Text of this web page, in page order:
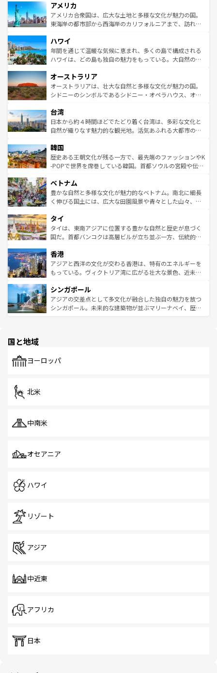
ンツ一覧を参照してほしい。
の建物がそのまま残る町や、スイスならではのユニークな
博物館もあり、アルプス観光だけでなく町歩きも満喫する
ことができる。国民の所得が高いため物価も高いが、旅行
ば市内交通費無料で観光を楽しむこともできる。 なお、新
着のスイス情報はコンテンツ一覧 を参照してほしい。
アメリカ
アメリカ合衆国は、広大な土地と多様な文化が魅力の国。
東海岸の都市部から西海岸のカリフォルニアまで、訪れる
のような巨大都市は、観光、ショッピング、エンターテイ
ンメントが詰まった刺激的なスポットだ。一方、アメリカ
西部には大自然が広がり、グランドキャニオンやイエロー
部のニューオーリンズでは、音楽と美食が融合した独特の
文化が魅力。旅行者はアメリカの各地域で異なる魅力を楽
しみながら、その多様性と豊かな歴史を感じることができ
ならではの贅沢な旅のスタイルだ。 なお、新着のアメリカ
情報はコンテンツ一覧を参照してほしい。
ハワイ
年間を通じて温暖な気候に恵まれ、多くの島で構成される
ハワイは、どの島も独自の魅力をもっている。大自然の神
ワイ島は見逃せない。また、定番の観光地といえばオアフ
島だが、静かな自然を求めるならマウイ島やカウアイ島が
おすすめ。エメラルドグリーンに輝く海をはじめ、豊かな
れるおもてなしの心で訪れる人々を迎えてくれるハワイの
人々、おいしいローカルフードやハワイアンミュージッ
ク、伝統的なフラダンスなど、すべてがハワイの魅力を彩
ワイを、存分に味わってほしい。 なお、新着のハワイ情報
はコンテンツ一覧を参照してほしい。
オーストラリア
オーストラリアは、壮大な自然と多様な文化が魅力の国。
シドニーのシンボルであるシドニー・オペラハウス、オー
リアリーフや大陸中央部にそびえるウルル（エアーズロッ
ク）、タスマニアの美しい原生林やケアンズの熱帯雨林な
ど、見どころがたくさん。また、カフェやワイン、オージ
いる。アクティビティも充実しており、サーフィンやダイ
ビング、ハイキングなど、アウトドア好きにはたまらな
い。オーストラリアの多彩な魅力を存分に味わいつくそ
参照してほしい。
台湾
日本から約４時間ほどでたどり着く台湾は、多彩な文化と
自然が織りなす魅力的な観光地。活気あふれる大都市の台
ン）、静ひつな山岳地帯である台湾東部など、都市の喧騒
と山間の静けさが共存しており、訪れる人に新しい発見と
驚きをもたらしてくれる。また、奥深い台湾の食文化も魅
容にもいいと評判のスイーツなど、バラエティ豊かな料理
が味わえる。 なお、新着の台湾情報は コンテンツ一覧を参
照してほしい。
韓国
歴史ある王朝文化が残る一方で、最先端のファッションやK
-POPで世界を席巻している韓国。首都ソウルの宮殿や伝統
き、地方に足を延ばせば四季折々の自然美を楽しむことが
できる。そして、キムチや焼肉、絶品のストリートフード
まで、さまざまな韓国料理が待っている。夜には、韓国な
リティに包まれながら、韓国の多彩な魅力を心ゆくまで味
わってみてほしい。 なお、新着の韓国情報はコンテンツ一
覧を参照してほしい。
ベトナム
豊かな自然と多様な文化が魅力的なベトナム。南北に細長
く伸びる国土には、広大な田園風景や青々とした山々、世
急速な発展と共に伝統が息づく。ハノイの古い町並みやホ
ーチミン市のフランス統治時代の建物も、独特の雰囲気を
醸し出している。また、バラエティの豊かさとおいしさで
とつ。フォーやバインミー、ベトナムコーヒーなどは、ぜ
ひ現地で味わいたい。どの地域を訪れてもあたたかい人々
が旅行者を迎えてくれるので、きっと忘れられない旅にな
参照してほしい。
タイ
タイは、東南アジアに位置する豊かな自然と歴史が息づく
国だ。首都バンコクは高層ビルが立ち並ぶ一方、伝統的な
の活気が交差している。北部ではチェンマイなどの山岳地
帯で自然と触れ合い、南部ではプーケットやクラビの美し
いビーチでリゾート気分を楽しむことができる。タイ料理
激する。気候は一年中温暖で、どの季節にも異なる楽しみ
が待っている。親しみやすいタイの人々、仏教を中心とし
た文化、そして多様な観光資源が、訪れる旅人を魅了し続
香港
アジアと西洋の文化が交わる香港は、特有のエネルギーを
もっている。ヴィクトリア湾に広がる壮大な景色、近未来
み、どこを訪れても感動するはず。観光スポットが密集し
ており、効率よく見どころを回れるのも魅力。息をのむよ
うな絶景から文化的な体験まで、香港を存分に楽しみ尽く
シンガポール
アジアの交差点として多文化が融合した独自の魅力を放つ
シンガポール。未来的な建築物が並ぶマリーナベイ、歴史
で、ホーカーズは地元の風情を楽しめる外せないスポット
国と地域
ヨーロッパ
北米
中南米
オセアニア
ハワイ
リゾート
アジア
中近東
アフリカ
日本